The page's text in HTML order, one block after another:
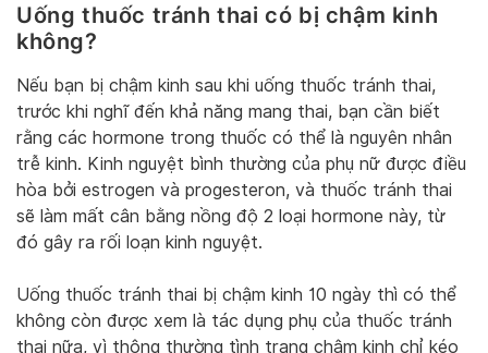
Uống thuốc tránh thai có bị chậm kinh
không?
Nếu bạn bị chậm kinh sau khi uống thuốc tránh thai,
trước khi nghĩ đến khả năng mang thai, bạn cần biết
rằng các hormone trong thuốc có thể là nguyên nhân
trễ kinh. Kinh nguyệt bình thường của phụ nữ được điều
hòa bởi estrogen và progesteron, và thuốc tránh thai
sẽ làm mất cân bằng nồng độ 2 loại hormone này, từ
đó gây ra rối loạn kinh nguyệt.
Uống thuốc tránh thai bị chậm kinh 10 ngày thì có thể
không còn được xem là tác dụng phụ của thuốc tránh
thai nữa, vì thông thường tình trạng chậm kinh chỉ kéo